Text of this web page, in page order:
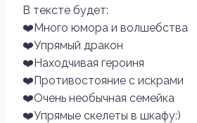
В тексте будет:
❤️Много юмора и волшебства
❤️Упрямый дракон
❤️Находчивая героиня
❤️Противостояние с искрами
❤️Очень необычная семейка
❤️Упрямые скелеты в шкафу:)